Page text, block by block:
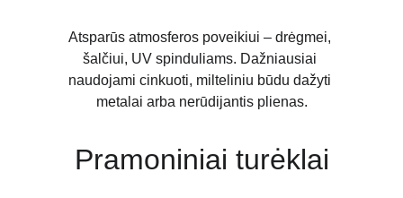
Atsparūs atmosferos poveikiui – drėgmei,
šalčiui, UV spinduliams. Dažniausiai
naudojami cinkuoti, milteliniu būdu dažyti
metalai arba nerūdijantis plienas.
Pramoniniai turėklai